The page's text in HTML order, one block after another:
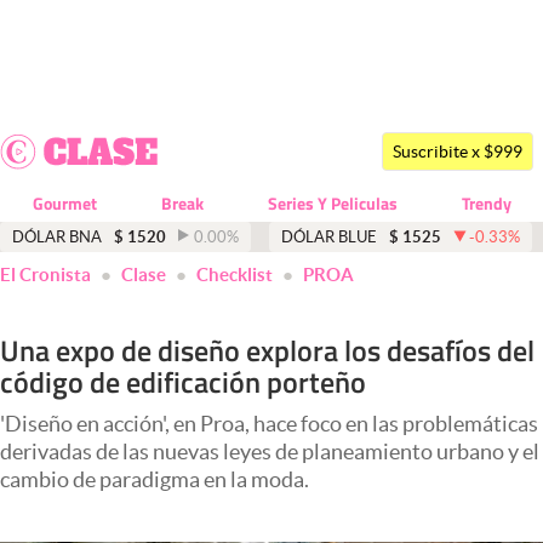
Dólar
Economía y Política
Finanzas y Mercados
Negocios
Columnistas
Otras secciones
Suscribite x $999
Gourmet Break Series Y Peliculas Trendy
DÓLAR BNA $ 1520 0.00% DÓLAR BLUE $ 1525 -0.33%
El Cronista Clase Checklist PROA
Una expo de diseño explora los desafíos del
código de edificación porteño
'Diseño en acción', en Proa, hace foco en las problemáticas
derivadas de las nuevas leyes de planeamiento urbano y el
cambio de paradigma en la moda.